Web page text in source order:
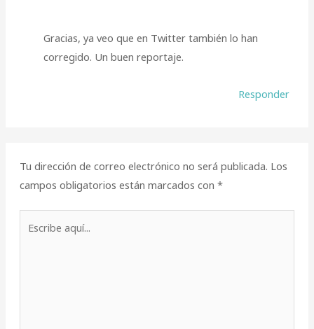
Gracias, ya veo que en Twitter también lo han
corregido. Un buen reportaje.
Responder
Tu dirección de correo electrónico no será publicada. Los
campos obligatorios están marcados con *